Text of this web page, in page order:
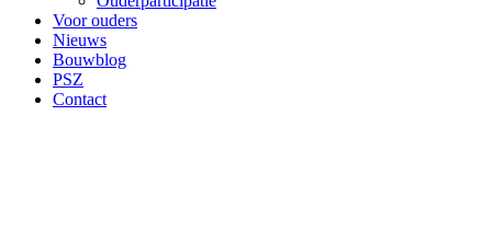
Voor ouders
Nieuws
Bouwblog
PSZ
Contact